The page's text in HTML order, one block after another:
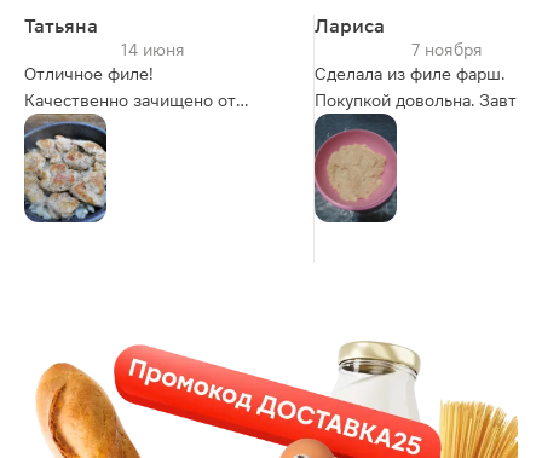
Татьяна
14 июня
Отличное филе!
Качественно зачищено от
пелёнок и прожилок с жиром.
Просто покупай и готовь.
Замариновала, чуть отбила и на
горячую сухую сковороду
Лариса
7 ноября
Сделала из филе фарш.
Покупкой довольна. Завтра
пельмени!👍😋